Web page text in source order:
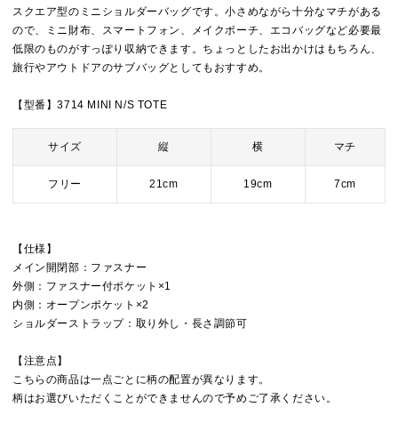
スクエア型のミニショルダーバッグです。小さめながら十分なマチがある
ので、ミニ財布、スマートフォン、メイクポーチ、エコバッグなど必要最
低限のものがすっぽり収納できます。ちょっとしたお出かけはもちろん、
旅行やアウトドアのサブバッグとしてもおすすめ。
【型番】3714 MINI N/S TOTE
サイズ 縦 横 マチ
フリー 21cm 19cm 7cm
【仕様】
メイン開閉部：ファスナー
外側：ファスナー付ポケット×1
内側：オープンポケット×2
ショルダーストラップ：取り外し・長さ調節可
【注意点】
こちらの商品は一点ごとに柄の配置が異なります。
柄はお選びいただくことができませんので予めご了承ください。